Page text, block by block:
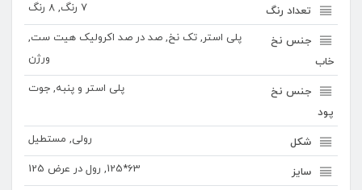
تعداد رنگ 7 رنگ, 8 رنگ
جنس نخ
خاب
پلی استر, تک نخ, صد در صد اکرولیک هیت ست,
ورژن
جنس نخ
پود
پلی استر و پنبه, جوت
شکل رولی, مستطیل
سایز 63*125, رول در عرض 125